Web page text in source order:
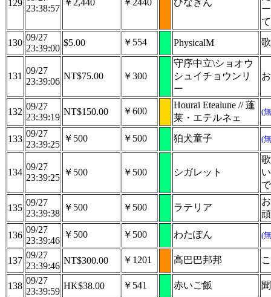
129
23:38:57
￥2,440 ￥2440 ひなぎん
130
09/27
23:39:00
$5.00 ￥554 PhysicalM
131
09/27
23:39:06
NT$75.00 ￥300
守序中立\ショオウ
シュイチョウンリ
ー
132
09/27
23:39:19
NT$150.00 ￥600
Hourai Etealune // 蓬
莱・エテルネェ
(
133
09/27
23:39:25
￥500 ￥500 狛犬童子 (
134
09/27
23:39:25
￥500 ￥500 シガレット
135
09/27
23:39:38
￥500 ￥500 ラテリア
136
09/27
23:39:46
￥500 ￥500 わたぽん (
137
09/27
23:39:46
NT$300.00 ￥1201 高巴巴邦邦
138
09/27
23:39:59
HK$38.00 ￥541 赤いご飯